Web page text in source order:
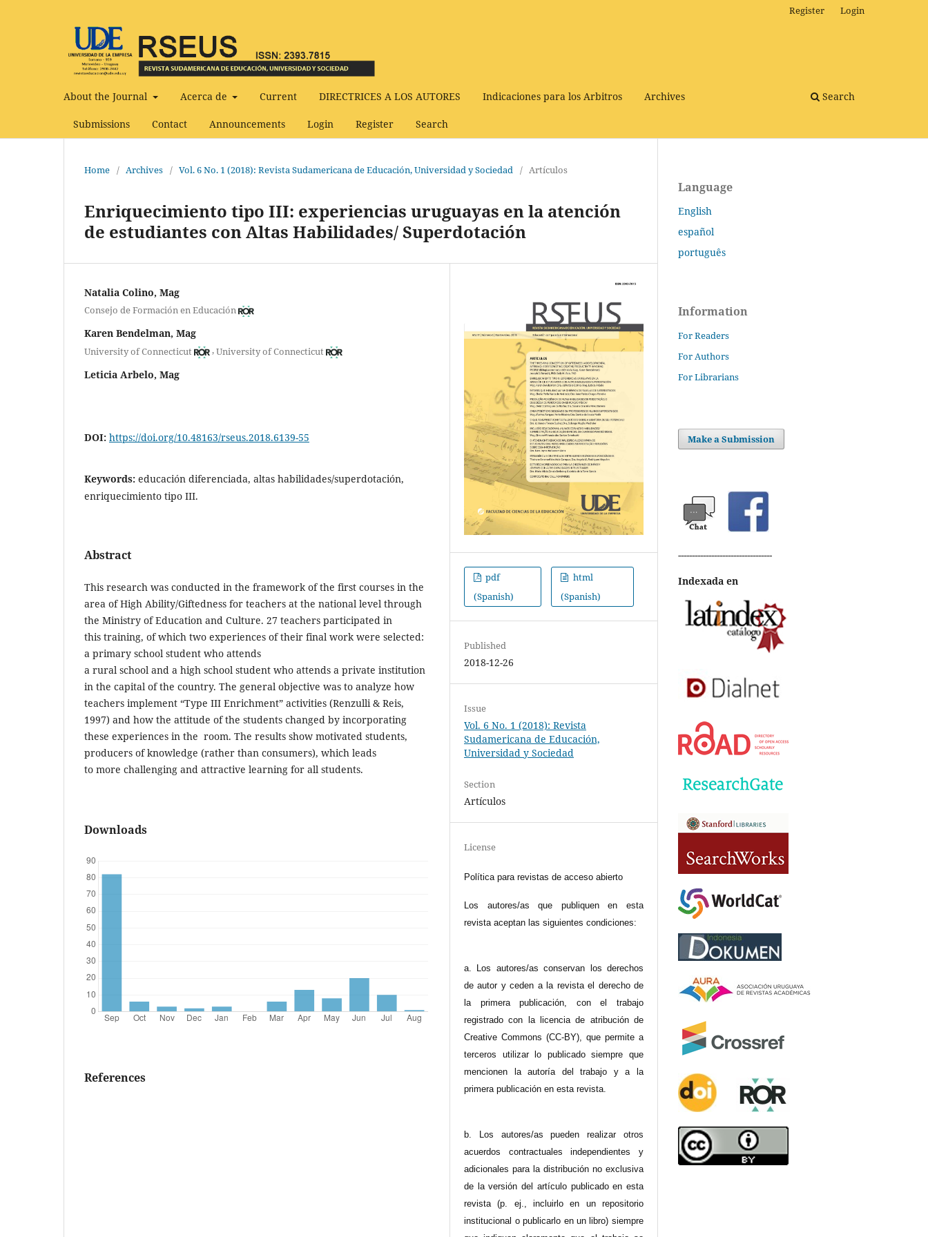
About the Journal Acerca de Current DIRECTRICES A LOS AUTORES Indicaciones para los Arbitros Archives
Submissions Contact Announcements Login Register Search
Search
Register Login
Home / Archives / Vol. 6 No. 1 (2018): Revista Sudamericana de Educación, Universidad y Sociedad / Artículos
Enriquecimiento tipo III: experiencias uruguayas en la atención
de estudiantes con Altas Habilidades/ Superdotación
Natalia Colino, Mag
Consejo de Formación en Educación
Karen Bendelman, Mag
University of Connecticut ,University of Connecticut
Leticia Arbelo, Mag
DOI: https://doi.org/10.48163/rseus.2018.6139-55
Keywords: educación diferenciada, altas habilidades/superdotación,
enriquecimiento tipo III.
Abstract
This research was conducted in the framework of the first courses in the
area of High Ability/Giftedness for teachers at the national level through
the Ministry of Education and Culture. 27 teachers participated in
this training, of which two experiences of their final work were selected:
a primary school student who attends
a rural school and a high school student who attends a private institution
in the capital of the country. The general objective was to analyze how
teachers implement “Type III Enrichment” activities (Renzulli & Reis,
1997) and how the attitude of the students changed by incorporating
these experiences in the room. The results show motivated students,
producers of knowledge (rather than consumers), which leads
to more challenging and attractive learning for all students.
Downloads
References
pdf
(Spanish)
html
(Spanish)
Published
2018-12-26
Issue
Vol. 6 No. 1 (2018): Revista
Sudamericana de Educación,
Universidad y Sociedad
Section
Artículos
License
Política para revistas de acceso abierto
Los autores/as que publiquen en esta
revista aceptan las siguientes condiciones:
a. Los autores/as conservan los derechos
de autor y ceden a la revista el derecho de
la primera publicación, con el trabajo
registrado con la licencia de atribución de
Creative Commons (CC-BY), que permite a
terceros utilizar lo publicado siempre que
mencionen la autoría del trabajo y a la
primera publicación en esta revista.
b. Los autores/as pueden realizar otros
acuerdos contractuales independientes y
adicionales para la distribución no exclusiva
de la versión del artículo publicado en esta
revista (p. ej., incluirlo en un repositorio
institucional o publicarlo en un libro) siempre
Language
English
español
português
Information
For Readers
For Authors
For Librarians
Make a Submission
----------------------------------
Indexada en